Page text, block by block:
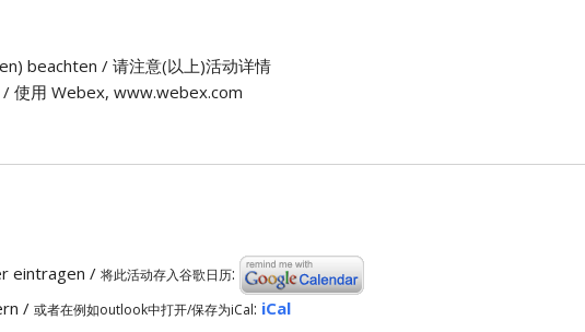
beachten / 请注意(以上)活动详情
使用 Webex, www.webex.com
eintragen / 将此活动存入谷歌日历:
/ 或者在例如outlook中打开/保存为iCal: iCal